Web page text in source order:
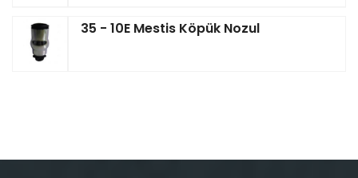
35 - 10E Mestis Köpük Nozul